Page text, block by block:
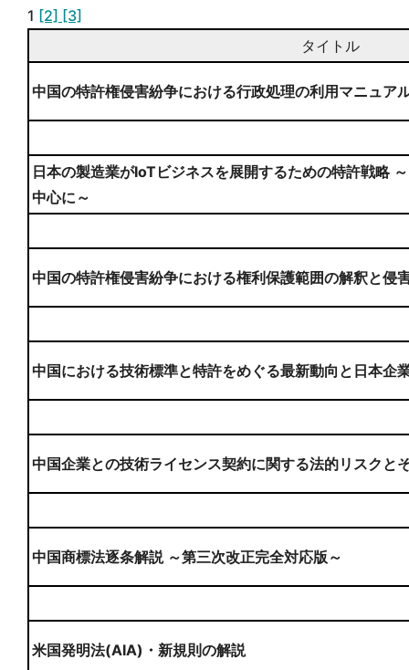
1 [2] [3]
タイトル
中国の特許権侵害紛争における行政処理の利用マニュア
日本の製造業がIoTビジネスを展開するための特許戦略
中心に～
中国の特許権侵害紛争における権利保護範囲の解釈と侵
中国における技術標準と特許をめぐる最新動向と日本企
中国企業との技術ライセンス契約に関する法的リスクと
中国商標法逐条解説 ～第三次改正完全対応版～
米国発明法(AIA)・新規則の解説